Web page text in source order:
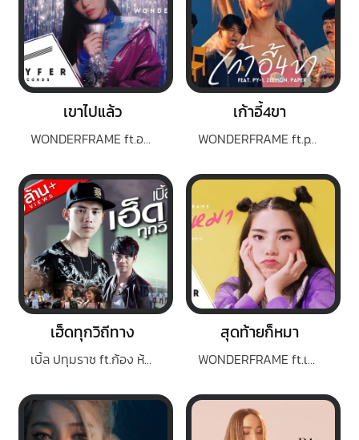
เขาไปแล้ว
WONDERFRAME ft.อาม ชุติมา
เก้าอี้4ขา
WONDERFRAME ft.pY-1, ZEEMON, PAPER
เฮ็ดทุกวิถีทาง
เบิ้ล ปทุมราช ft.ก้อง ห้วยไร่
สุดท้ายก็หมา
WONDERFRAME ft.เด็กเลี้ยงควาย